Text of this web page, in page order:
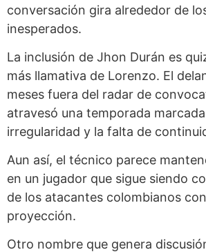
conversación gira alrededor de
inesperados.
La inclusión de Jhon Durán es
más llamativa de Lorenzo. El
meses fuera del radar de
atravesó una temporada
irregularidad y la falta de
Aun así, el técnico parece
en un jugador que sigue siendo
de los atacantes colombianos
proyección.
Otro nombre que genera